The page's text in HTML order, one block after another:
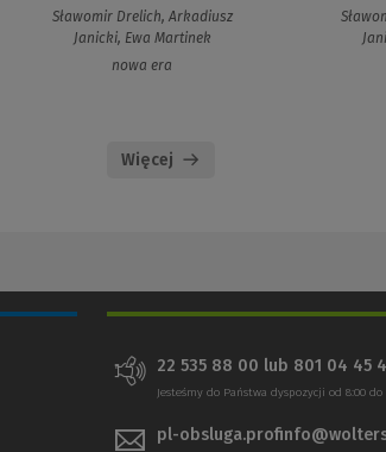
Sławomir Drelich, Arkadiusz
Janicki, Ewa Martinek
nowa era
Więcej
22 535 88 00 lub 801 04 45
Jesteśmy do Państwa dyspozycji od 8:00 do
pl-